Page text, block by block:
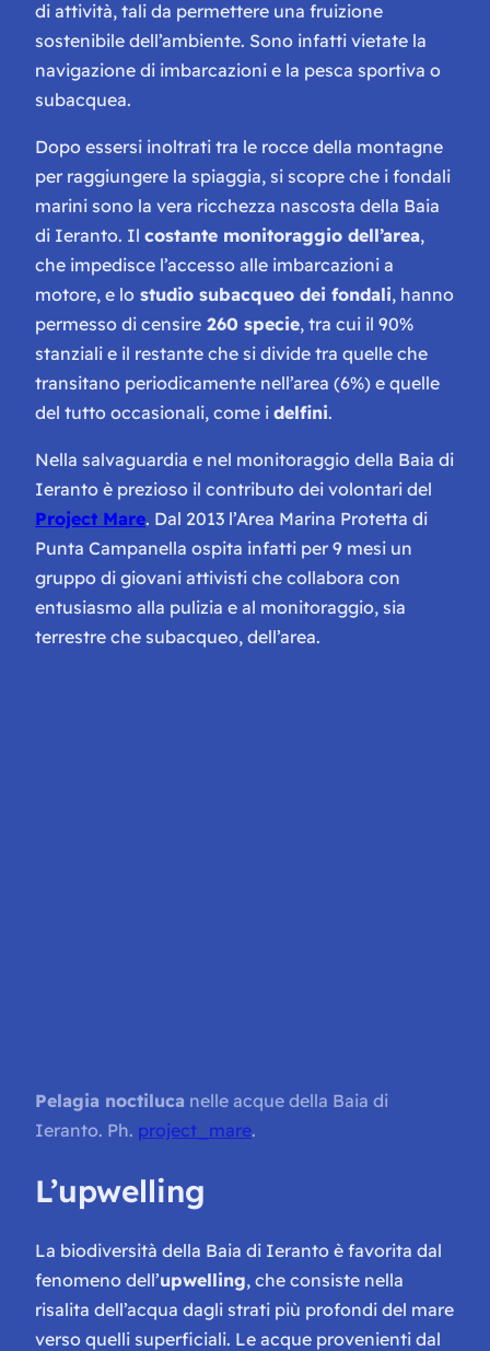
di attività, tali da permettere una fruizione
sostenibile dell’ambiente. Sono infatti vietate la
navigazione di imbarcazioni e la pesca sportiva o
subacquea.
Dopo essersi inoltrati tra le rocce della montagne
per raggiungere la spiaggia, si scopre che i fondali
marini sono la vera ricchezza nascosta della Baia
di Ieranto. Il costante monitoraggio dell’area,
che impedisce l’accesso alle imbarcazioni a
motore, e lo studio subacqueo dei fondali, hanno
permesso di censire 260 specie, tra cui il 90%
stanziali e il restante che si divide tra quelle che
transitano periodicamente nell’area (6%) e quelle
del tutto occasionali, come i delfini.
Nella salvaguardia e nel monitoraggio della Baia di
Ieranto è prezioso il contributo dei volontari del
Project Mare. Dal 2013 l’Area Marina Protetta di
Punta Campanella ospita infatti per 9 mesi un
gruppo di giovani attivisti che collabora con
entusiasmo alla pulizia e al monitoraggio, sia
terrestre che subacqueo, dell’area.
Pelagia noctiluca nelle acque della Baia di
Ieranto. Ph. project_mare.
L’upwelling
La biodiversità della Baia di Ieranto è favorita dal
fenomeno dell’upwelling, che consiste nella
risalita dell’acqua dagli strati più profondi del mare
verso quelli superficiali. Le acque provenienti dal